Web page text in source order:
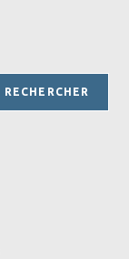
RECHERCHER